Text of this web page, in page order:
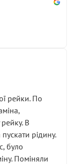
рейки. По
В
рідину.
було
Поміняли